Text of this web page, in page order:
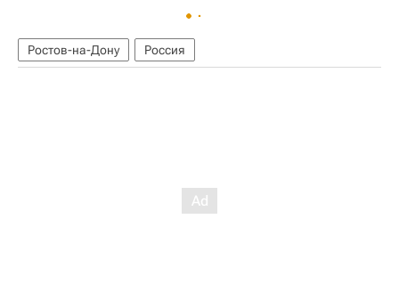
Ростов-на-Дону Россия